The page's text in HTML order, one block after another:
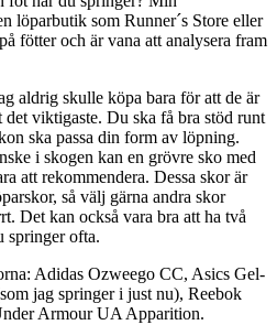
löparbutik som Runner´s Store eller
fötter och är vana att analysera fram
aldrig skulle köpa bara för att de är
viktigaste. Du ska få bra stöd runt
ska passa din form av löpning.
i skogen kan en grövre sko med
att rekommendera. Dessa skor är
så välj gärna andra skor
Det kan också vara bra att ha två
springer ofta.
Adidas Ozweego CC, Asics Gel-
jag springer i just nu), Reebok
Armour UA Apparition.